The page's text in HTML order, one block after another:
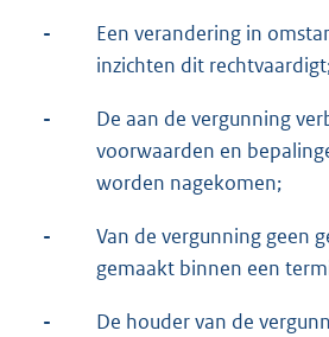
-
Een verandering in
inzichten dit
-
De aan de vergunning
voorwaarden en
worden nagekomen;
-
Van de vergunning geen
gemaakt binnen een
- De houder van de